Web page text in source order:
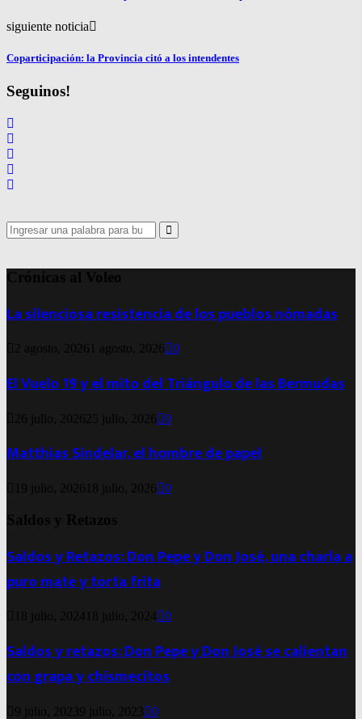
siguiente noticia
Coparticipación: la Provincia citó a los intendentes
Seguinos!
Search
for:
Search
Crónicas al Voleo
La silenciosa resistencia de los pueblos nómadas
2 agosto, 2026 1 agosto, 2026 0
El Vuelo 19 y el mito del Triángulo de las Bermudas
26 julio, 2026 25 julio, 2026 0
Matthias Sindelar, el hombre de papel
19 julio, 2026 18 julio, 2026 0
Saldos y Retazos
Saldos y Retazos: Don Pepe y Don José, una charla a
puro mate y torta frita
18 julio, 2024 18 julio, 2024 0
Saldos y retazos: Don Pepe y Don José se calientan
con grapa y chismecitos
9 julio, 20239 julio, 2023 0